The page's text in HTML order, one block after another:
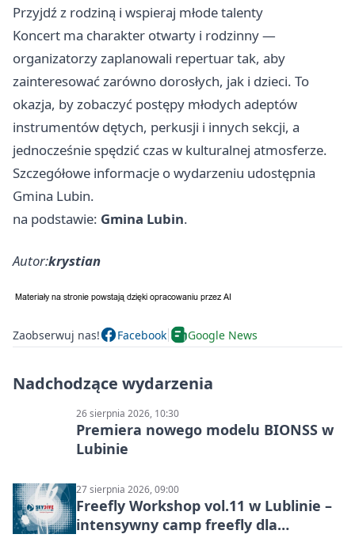
Przyjdź z rodziną i wspieraj młode talenty
Koncert ma charakter otwarty i rodzinny —
organizatorzy zaplanowali repertuar tak, aby
zainteresować zarówno dorosłych, jak i dzieci. To
okazja, by zobaczyć postępy młodych adeptów
instrumentów dętych, perkusji i innych sekcji, a
jednocześnie spędzić czas w kulturalnej atmosferze.
Szczegółowe informacje o wydarzeniu udostępnia
Gmina Lubin.
na podstawie: Gmina Lubin.
Autor:krystian
Zaobserwuj nas! Facebook Google News
Nadchodzące wydarzenia
26 sierpnia 2026, 10:30
Premiera nowego modelu BIONSS w
Lubinie
27 sierpnia 2026, 09:00
Freefly Workshop vol.11 w Lublinie –
intensywny camp freefly dla